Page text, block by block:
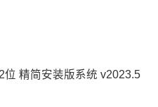
位 精简安装版系统 v2023.5